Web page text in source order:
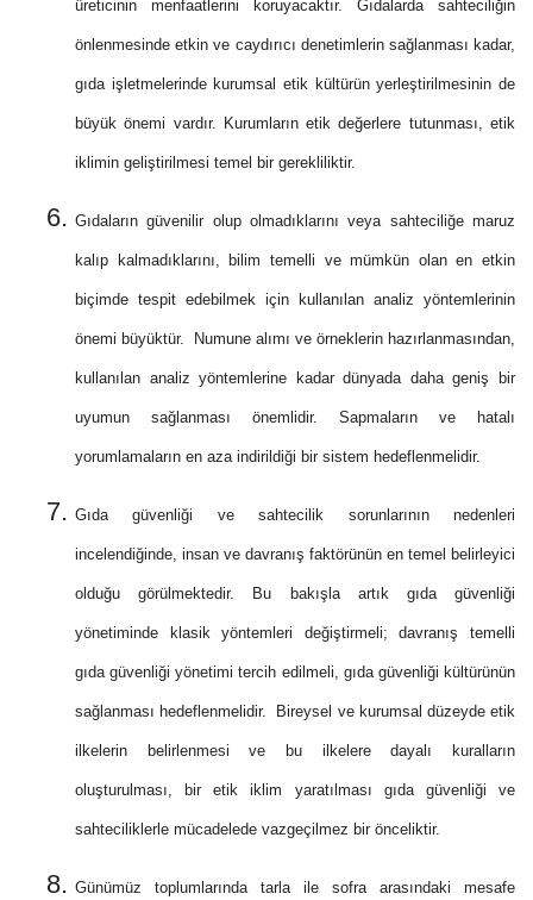
üreticinin menfaatlerini koruyacaktır. Gıdalarda sahteciliğin
önlenmesinde etkin ve caydırıcı denetimlerin sağlanması kadar,
gıda işletmelerinde kurumsal etik kültürün yerleştirilmesinin de
büyük önemi vardır. Kurumların etik değerlere tutunması, etik
iklimin geliştirilmesi temel bir gerekliliktir.
Gıdaların güvenilir olup olmadıklarını veya sahteciliğe maruz
kalıp kalmadıklarını, bilim temelli ve mümkün olan en etkin
biçimde tespit edebilmek için kullanılan analiz yöntemlerinin
önemi büyüktür. Numune alımı ve örneklerin hazırlanmasından,
kullanılan analiz yöntemlerine kadar dünyada daha geniş bir
uyumun sağlanması önemlidir. Sapmaların ve hatalı
yorumlamaların en aza indirildiği bir sistem hedeflenmelidir.
Gıda güvenliği ve sahtecilik sorunlarının nedenleri
incelendiğinde, insan ve davranış faktörünün en temel belirleyici
olduğu görülmektedir. Bu bakışla artık gıda güvenliği
yönetiminde klasik yöntemleri değiştirmeli; davranış temelli
gıda güvenliği yönetimi tercih edilmeli, gıda güvenliği kültürünün
sağlanması hedeflenmelidir. Bireysel ve kurumsal düzeyde etik
ilkelerin belirlenmesi ve bu ilkelere dayalı kuralların
oluşturulması, bir etik iklim yaratılması gıda güvenliği ve
sahteciliklerle mücadelede vazgeçilmez bir önceliktir.
Günümüz toplumlarında tarla ile sofra arasındaki mesafe